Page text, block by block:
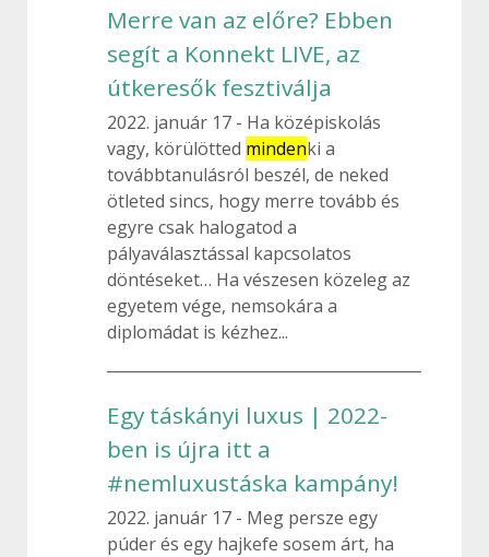
Merre van az előre? Ebben
segít a Konnekt LIVE, az
útkeresők fesztiválja
2022. január 17
Ha középiskolás
vagy, körülötted mindenki a
továbbtanulásról beszél, de neked
ötleted sincs, hogy merre tovább és
egyre csak halogatod a
pályaválasztással kapcsolatos
döntéseket… Ha vészesen közeleg az
egyetem vége, nemsokára a
diplomádat is kézhez...
Egy táskányi luxus | 2022-
ben is újra itt a
#nemluxustáska kampány!
2022. január 17
Meg persze egy
púder és egy hajkefe sosem árt, ha